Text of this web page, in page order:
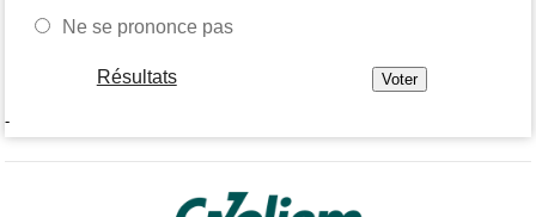
Ne se prononce pas
Résultats
-